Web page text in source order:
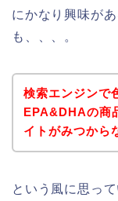
にかなり興味が
も、、、。
検索エンジンで
EPA&DHAの商
イトがみつから
という風に思っ